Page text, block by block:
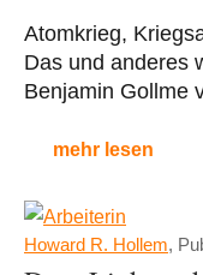
Atomkrieg,
Das und anderes
Benjamin Gollme
mehr lesen
Howard R. Hollem,